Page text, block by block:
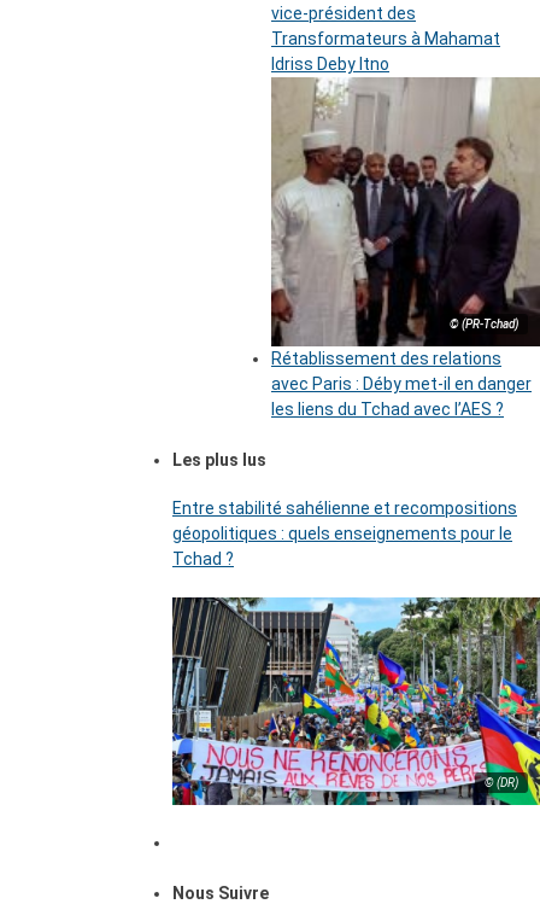
vice-président des
Transformateurs à Mahamat
Idriss Deby Itno
© (PR-Tchad)
Rétablissement des relations
avec Paris : Déby met-il en danger
les liens du Tchad avec l’AES ?
Les plus lus
Entre stabilité sahélienne et recompositions
géopolitiques : quels enseignements pour le
Tchad ?
© (DR)
Nous Suivre